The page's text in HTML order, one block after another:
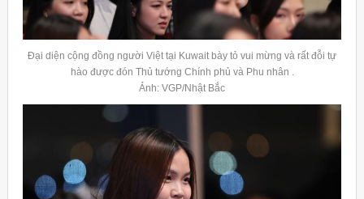
Đại diện cộng đồng người Việt tại Kuwait bày tỏ vui mừng và rất đỗi tự
hào được đón Thủ tướng Chính phủ và Phu nhân .
Ảnh: VGP/Nhật Bắc